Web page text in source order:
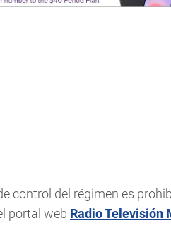
control del régimen es
portal web Radio Televisión